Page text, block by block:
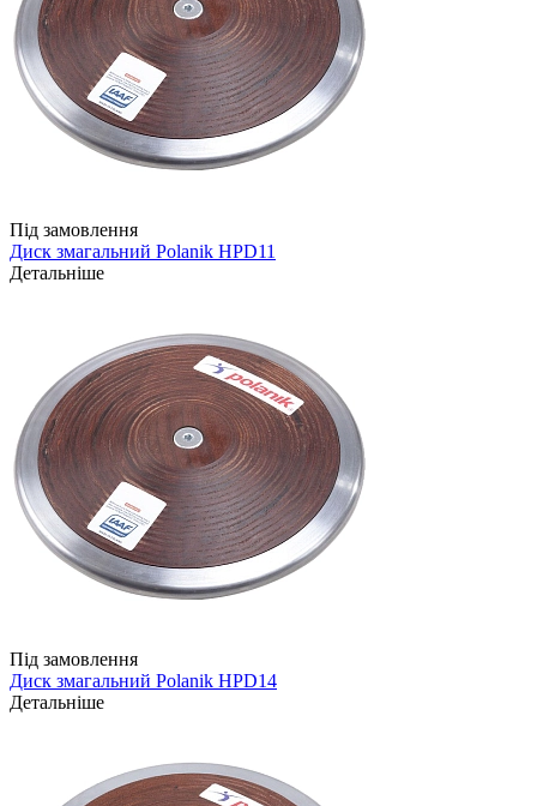
Під замовлення
Диск змагальний Polanik HPD11
Детальніше
Під замовлення
Диск змагальний Polanik HPD14
Детальніше